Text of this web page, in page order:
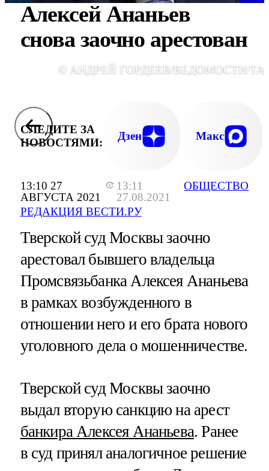
13:10 27
АВГУСТА 2021
13:11
27.08.2021
РЕДАКЦИЯ ВЕСТИ.РУ
ОБЩЕСТВО
Алексей Ананьев
снова заочно арестован
© АНДРЕЙ ГОРДЕЕВ/ВЕДОМОСТИ/
СЛЕДИТЕ ЗА
НОВОСТЯМИ:
Дзен Макс
Тверской суд Москвы заочно
арестовал бывшего владельца
Промсвязьбанка Алексея Ананьева
в рамках возбужденного в
отношении него и его брата нового
уголовного дела о мошенничестве.
Тверской суд Москвы заочно
выдал вторую санкцию на арест
банкира Алексея Ананьева. Ранее
в суд принял аналогичное решение